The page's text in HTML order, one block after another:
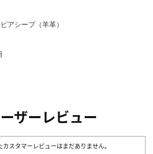
アシープ（羊革）
ザーレビュー
スタマーレビューはまだありません。